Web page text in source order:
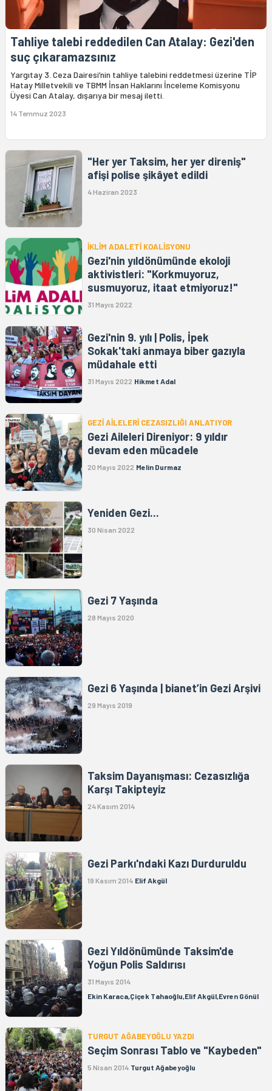
Tahliye talebi reddedilen Can Atalay: Gezi'den
suç çıkaramazsınız
Yargıtay 3. Ceza Dairesi’nin tahliye talebini reddetmesi üzerine TİP
Hatay Milletvekili ve TBMM İnsan Haklarını İnceleme Komisyonu
Üyesi Can Atalay, dışarıya bir mesaj iletti.
14 Temmuz 2023
"Her yer Taksim, her yer direniş"
afişi polise şikâyet edildi
4 Haziran 2023
İKLİM ADALETİ KOALİSYONU
Gezi'nin yıldönümünde ekoloji
aktivistleri: "Korkmuyoruz,
susmuyoruz, itaat etmiyoruz!"
31 Mayıs 2022
Gezi'nin 9. yılı | Polis, İpek
Sokak'taki anmaya biber gazıyla
müdahale etti
31 Mayıs 2022 Hikmet Adal
GEZİ AİLELERİ CEZASIZLIĞI ANLATIYOR
Gezi Aileleri Direniyor: 9 yıldır
devam eden mücadele
20 Mayıs 2022 Melin Durmaz
Yeniden Gezi...
30 Nisan 2022
Gezi 7 Yaşında
28 Mayıs 2020
Gezi 6 Yaşında | bianet’in Gezi Arşivi
29 Mayıs 2019
Taksim Dayanışması: Cezasızlığa
Karşı Takipteyiz
24 Kasım 2014
Gezi Parkı'ndaki Kazı Durduruldu
19 Kasım 2014 Elif Akgül
Gezi Yıldönümünde Taksim'de
Yoğun Polis Saldırısı
31 Mayıs 2014
Ekin Karaca,Çiçek Tahaoğlu,Elif Akgül,Evren Gönül
TURGUT AĞABEYOĞLU YAZDI
Seçim Sonrası Tablo ve "Kaybeden"
5 Nisan 2014 Turgut Ağabeyoğlu